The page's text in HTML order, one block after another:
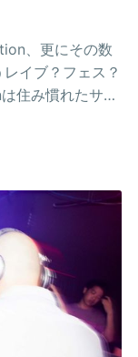
すか） その
、更にその数
イブ？フェス？
住み慣れたサイ
ベトナムとい
くなんとかな
記録をつけるこ
Equation
いうおそらくベ
じ会場
#hanoi